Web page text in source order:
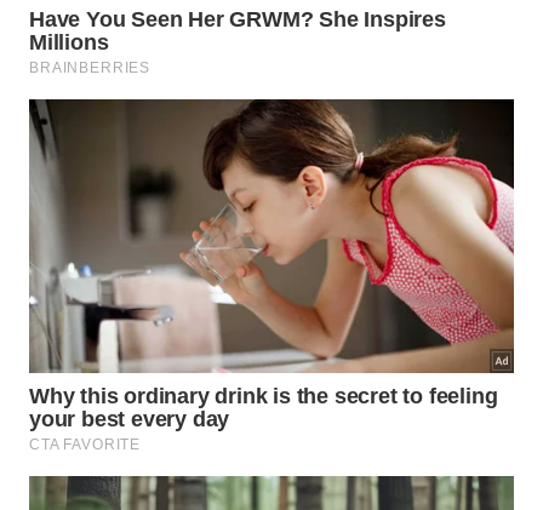
como uma das maiores fontes vegetais de lignanas,
compostos que se assemelham ao estrogênio. A
semente de linhaça integral
sintomas decorrentes das flutuações hormonais
características dessa fase madura da vida feminina.